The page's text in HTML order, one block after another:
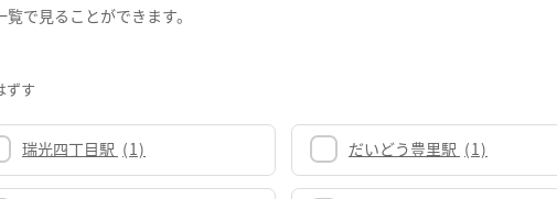
で見ることができます。
ずす
瑞光四丁目駅 (1) だいどう豊里駅 (1)